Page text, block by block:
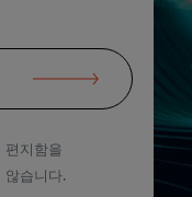
편지함을
않습니다.